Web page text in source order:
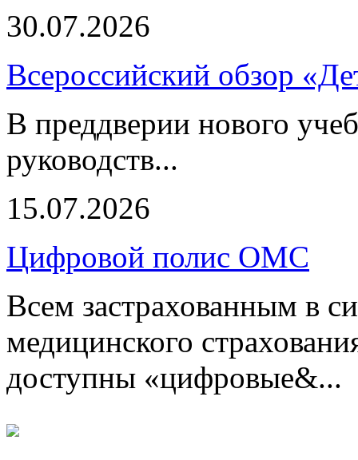
30.07.2026
Всероссийский обзор
В преддверии нового
руководств...
15.07.2026
Цифровой полис ОМС
Всем застрахованным в
медицинского
доступны «цифровые&...